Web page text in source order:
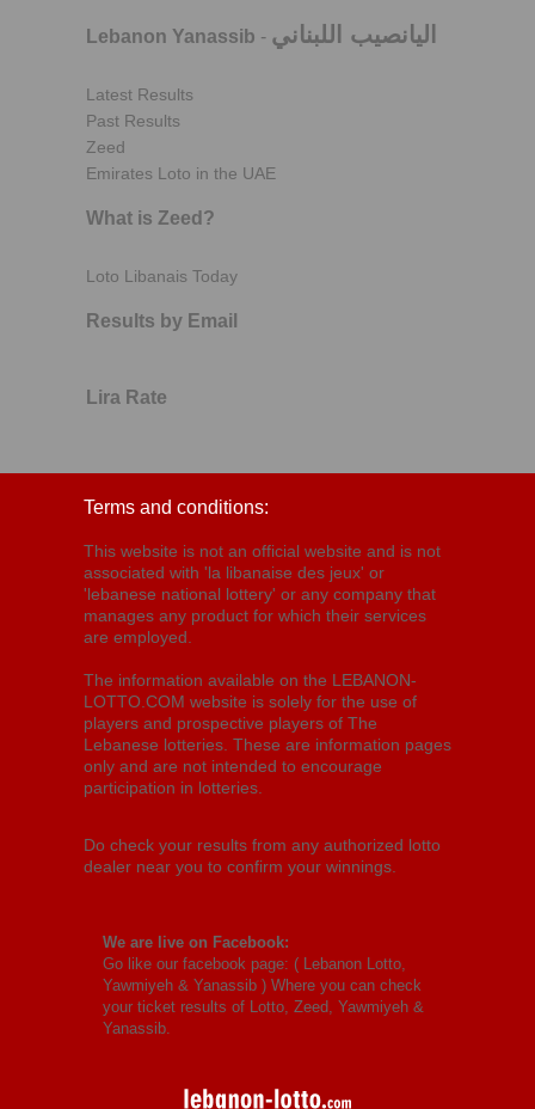
Lebanon Yanassib - اليانصيب اللبناني
Latest Results
Past Results
Zeed
Emirates Loto in the UAE
What is Zeed?
Loto Libanais Today
Results by Email
Lira Rate
Terms and conditions:
This website is not an official website and is not
associated with 'la libanaise des jeux' or
'lebanese national lottery' or any company that
manages any product for which their services
are employed.
The information available on the LEBANON-
LOTTO.COM website is solely for the use of
players and prospective players of The
Lebanese lotteries. These are information pages
only and are not intended to encourage
participation in lotteries.
Do check your results from any authorized lotto
dealer near you to confirm your winnings.
We are live on Facebook:
Go like our facebook page: ( Lebanon Lotto,
Yawmiyeh & Yanassib ) Where you can check
your ticket results of Lotto, Zeed, Yawmiyeh &
Yanassib.